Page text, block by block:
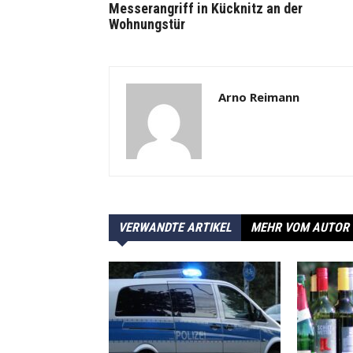
Messerangriff in Kücknitz an der
Wohnungstür
Arno Reimann
VERWANDTE ARTIKEL MEHR VOM AUTOR